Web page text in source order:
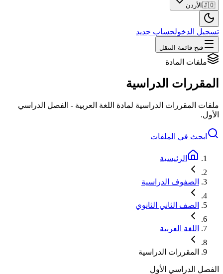
🇯🇴 الأردن
تسجيل الدخولحساب جديد
فتح قائمة التنقل
ملفات المادة
المقررات الدراسية
ملفات المقررات الدراسية لمادة اللغة العربية - الفصل الدراسي
الأول.
ابحث في الملفات
الرئيسية
الصفوف الدراسية
الصف الثاني الثانوي
اللغة العربية
المقررات الدراسية
الفصل الدراسي الأول